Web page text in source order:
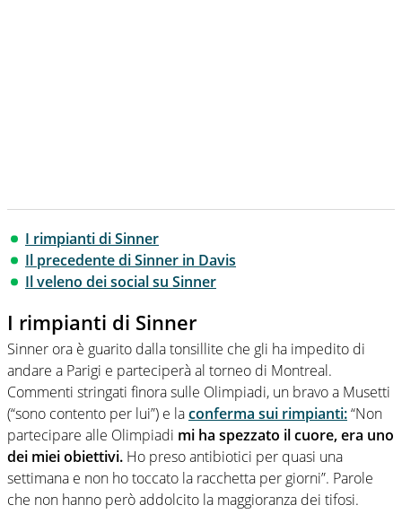
I rimpianti di Sinner
Il precedente di Sinner in Davis
Il veleno dei social su Sinner
I rimpianti di Sinner
Sinner ora è guarito dalla tonsillite che gli ha impedito di
andare a Parigi e parteciperà al torneo di Montreal.
Commenti stringati finora sulle Olimpiadi, un bravo a Musetti
(“sono contento per lui”) e laconferma sui rimpianti:“Non
partecipare alle Olimpiadi mi ha spezzato il cuore, era uno
dei miei obiettivi. Ho preso antibiotici per quasi una
settimana e non ho toccato la racchetta per giorni”. Parole
che non hanno però addolcito la maggioranza dei tifosi.